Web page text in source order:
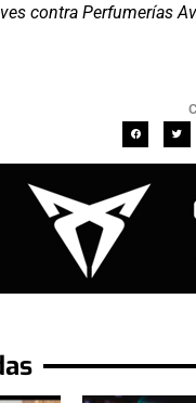
contra Perfumerías